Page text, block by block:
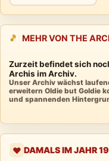
🎵 MEHR VON THE
Zurzeit befindet sich
Archis im Archiv.
Unser Archiv wächst
erweitern Oldie but Goldie
und spannenden
❤️ DAMALS IM JAHR